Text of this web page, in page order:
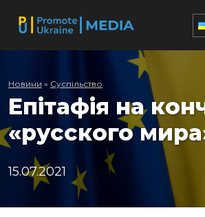
Новини » Суспільство
Епітафія на
«русского
15.07.2021